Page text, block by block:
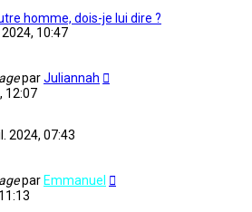
homme, dois-je lui dire ?
10:47
parJuliannah
12:07
2024, 07:43
par Emmanuel